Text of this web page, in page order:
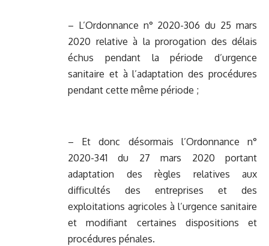
– L’Ordonnance n° 2020-306 du 25 mars
2020 relative à la prorogation des délais
échus pendant la période d’urgence
sanitaire et à l’adaptation des procédures
pendant cette même période ;
– Et donc désormais l’Ordonnance n°
2020-341 du 27 mars 2020 portant
adaptation des règles relatives aux
difficultés des entreprises et des
exploitations agricoles à l’urgence sanitaire
et modifiant certaines dispositions et
procédures pénales.